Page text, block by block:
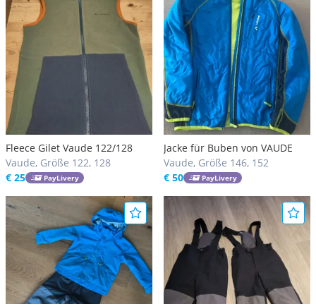
Fleece Gilet Vaude 122/128
Vaude, Größe 122, 128
€ 25
PayLivery
Jacke für Buben von VAUDE
Vaude, Größe 146, 152
€ 50
PayLivery